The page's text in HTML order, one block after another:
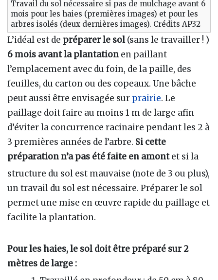
Travail du sol nécessaire si pas de mulchage avant 6
mois pour les haies (premières images) et pour les
arbres isolés (deux dernières images). Crédits AP32
L’idéal est de préparer le sol(sans le travailler ! )
6 mois avant la plantation en paillant
l’emplacement avec du foin, de la paille, des
feuilles, du carton ou des copeaux. Une bâche
peut aussi être envisagée sur prairie. Le
paillage doit faire au moins 1 m de large afin
d’éviter la concurrence racinaire pendant les 2 à
3 premières années de l’arbre. Si cette
préparation n’a pas été faite en amontet si la
structure du sol est mauvaise (note de 3 ou plus),
un travail du sol est nécessaire. Préparer le sol
permet une mise en œuvre rapide du paillage et
facilite la plantation.
Pour les haies, le sol doit être préparé sur 2
mètres de large :